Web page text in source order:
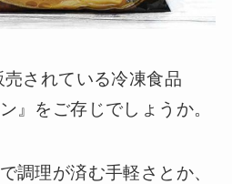
されている冷凍食品
』をご存じでしょうか。
調理が済む手軽さとか、